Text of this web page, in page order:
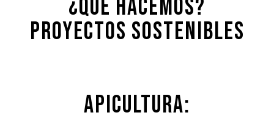
¿QUÉ HACEMOS?
PROYECTOS SOSTENIBLES
APICULTURA: